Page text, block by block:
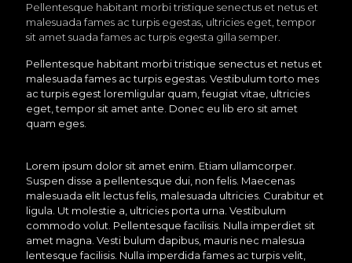
Pellentesque habitant morbi tristique senectus et netus et
malesuada fames ac turpis egestas, ultricies eget, tempor
sit amet suada fames ac turpis egesta gilla semper.
Pellentesque habitant morbi tristique senectus et netus et
malesuada fames ac turpis egestas. Vestibulum torto mes
ac turpis egest loremligular quam, feugiat vitae, ultricies
eget, tempor sit amet ante. Donec eu lib ero sit amet
quam eges.
Lorem ipsum dolor sit amet enim. Etiam ullamcorper.
Suspen disse a pellentesque dui, non felis. Maecenas
malesuada elit lectus felis, malesuada ultricies. Curabitur et
ligula. Ut molestie a, ultricies porta urna. Vestibulum
commodo volut. Pellentesque facilisis. Nulla imperdiet sit
amet magna. Vesti bulum dapibus, mauris nec malesua
lentesque facilisis. Nulla imperdida fames ac turpis velit,